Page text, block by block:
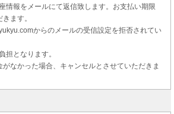
情報をメールにて返信致します。お支払い期限
ます。
からのメールの受信設定を拒否されてい
担となります。
なかった場合、キャンセルとさせていただきま